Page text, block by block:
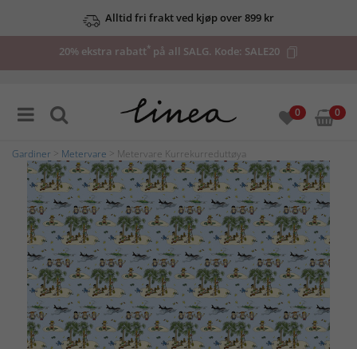
Alltid fri frakt ved kjøp over 899 kr
20% ekstra rabatt* på all SALG. Kode: SALE20
0 0
Gardiner Metervare > Metervare Kurrekurreduttøya